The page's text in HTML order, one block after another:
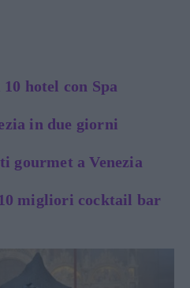
hotel con Spa
in due giorni
a Venezia
migliori cocktail bar